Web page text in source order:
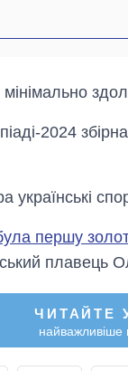
2024
українські
першу
плавець
ЧИТАЙТЕ
найважливіше